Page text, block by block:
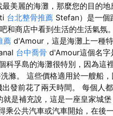
美麗的海灘，那麼您的目的
台北整骨推薦 Stefan）是一個
和商店中看到生活的生活氣氛。
薦 d'Amour，這是海灘上一種
台中喬骨 d'Amour這個名字
科孚島的海灘很特別，因為這
滌。 這些價格適用於一艘船
發前花了兩天時間。 每個人
是補充說，這是一座皇家城
乘公共汽車或汽車開始，在後